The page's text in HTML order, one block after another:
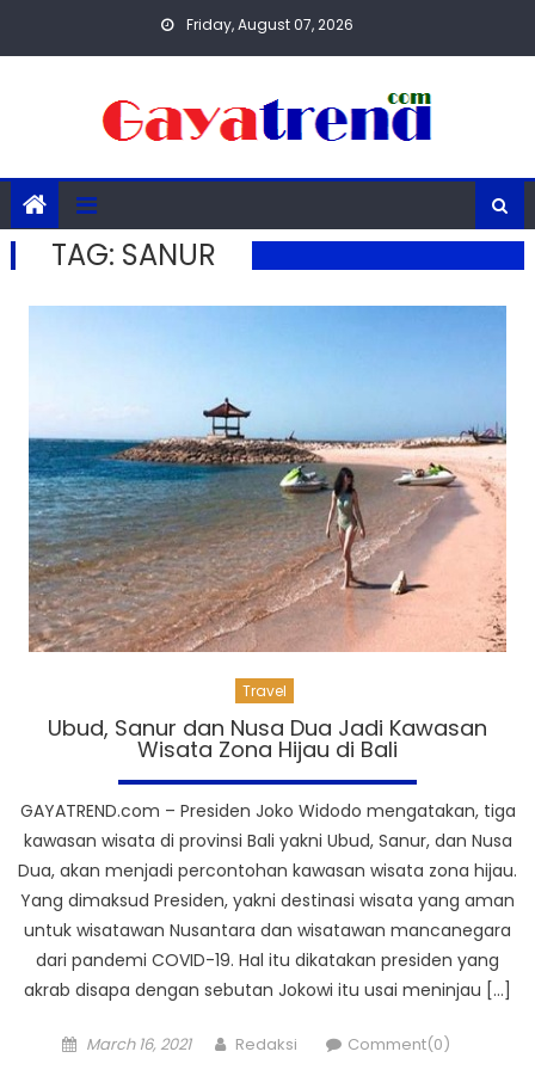
Friday, August 07, 2026
TAG: SANUR
Travel
Ubud, Sanur dan Nusa Dua Jadi Kawasan
Wisata Zona Hijau di Bali
GAYATREND.com – Presiden Joko Widodo mengatakan, tiga
kawasan wisata di provinsi Bali yakni Ubud, Sanur, dan Nusa
Dua, akan menjadi percontohan kawasan wisata zona hijau.
Yang dimaksud Presiden, yakni destinasi wisata yang aman
untuk wisatawan Nusantara dan wisatawan mancanegara
dari pandemi COVID-19. Hal itu dikatakan presiden yang
akrab disapa dengan sebutan Jokowi itu usai meninjau […]
Posted
March 16, 2021 Author
Redaksi Comment(0)